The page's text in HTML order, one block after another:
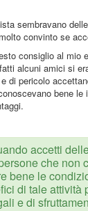
sembravano
convinto se
consiglio al mio
alcuni amici si
di pericolo
bene le
accetti
che non
bene le
di tale attività
e di